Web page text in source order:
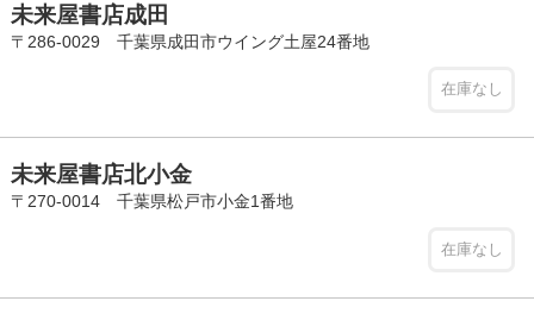
未来屋書店成田
〒286-0029 千葉県成田市ウイング土屋24番地
在庫なし
未来屋書店北小金
〒270-0014 千葉県松戸市小金1番地
在庫なし